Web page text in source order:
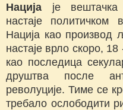
Нација је вештачка
настаје
Нација као производ
настаје врло скоро,
као последица
друштва после
револуције. Тиме се
требало ослободити